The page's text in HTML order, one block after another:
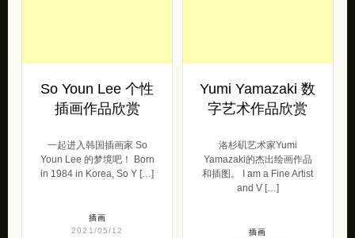
So Youn Lee 个性
插画作品欣赏
一起进入韩国插画家 So
Youn Lee 的梦境吧！ Born
in 1984 in Korea, So Y […]
插画
2021/05/12
Yumi Yamazaki 数
字艺术作品欣赏
洛杉矶艺术家Yumi
Yamazaki的杰出绘画作品
和插图。 I am a Fine Artist
and V […]
插画